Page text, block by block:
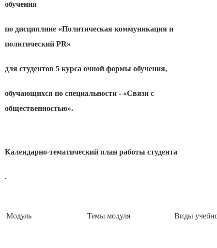
обучения
по дисциплине «Политическая коммуникация и
политический PR»
для студентов 5 курса очной формы обучения,
обучающихся по специальности - «Связи с
общественностью».
Календарно-тематический план работы студента
.
Модуль Темы модуля Виды